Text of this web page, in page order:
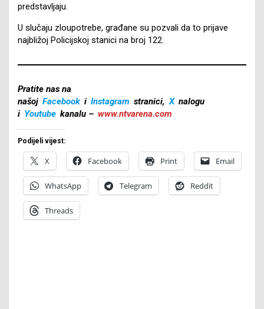
predstavljaju.
U slučaju zloupotrebe, građane su pozvali da to prijave
najbližoj Policijskoj stanici na broj 122.
Pratite nas na
našoj Facebook i Instagram stranici, X nalogu
i Youtube kanalu – www.ntvarena.com
Podijeli vijest:
X Facebook Print Email
WhatsApp Telegram Reddit
Threads